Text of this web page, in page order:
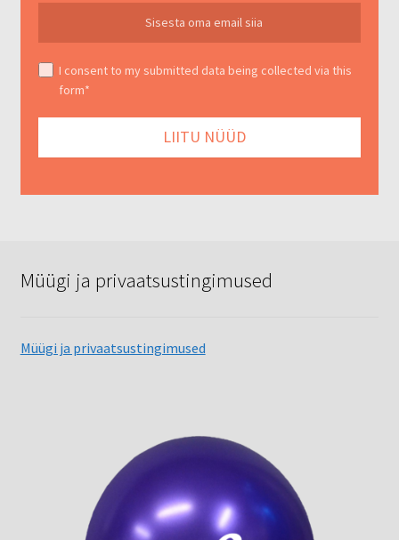
I consent to my submitted data being collected via this
form*
Müügi ja privaatsustingimused
Müügi ja privaatsustingimused